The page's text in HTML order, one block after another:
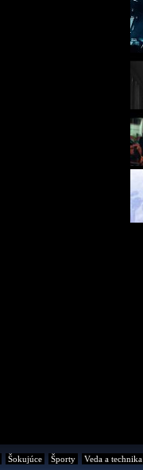
Šokujúce Športy Veda a technika